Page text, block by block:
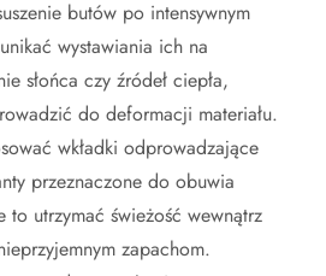
butów po intensywnym
wystawiania ich na
słońca czy źródeł ciepła,
do deformacji materiału.
wkładki odprowadzające
przeznaczone do obuwia
utrzymać świeżość wewnątrz
zapachom.